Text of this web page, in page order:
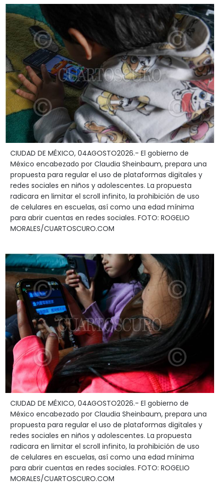
CIUDAD DE MÉXICO, 04AGOSTO2026.- El gobierno de
México encabezado por Claudia Sheinbaum, prepara una
propuesta para regular el uso de plataformas digitales y
redes sociales en niños y adolescentes. La propuesta
radicara en limitar el scroll infinito, la prohibición de uso
de celulares en escuelas, así como una edad mínima
para abrir cuentas en redes sociales. FOTO: ROGELIO
MORALES/CUARTOSCURO.COM
CIUDAD DE MÉXICO, 04AGOSTO2026.- El gobierno de
México encabezado por Claudia Sheinbaum, prepara una
propuesta para regular el uso de plataformas digitales y
redes sociales en niños y adolescentes. La propuesta
radicara en limitar el scroll infinito, la prohibición de uso
de celulares en escuelas, así como una edad mínima
para abrir cuentas en redes sociales. FOTO: ROGELIO
MORALES/CUARTOSCURO.COM